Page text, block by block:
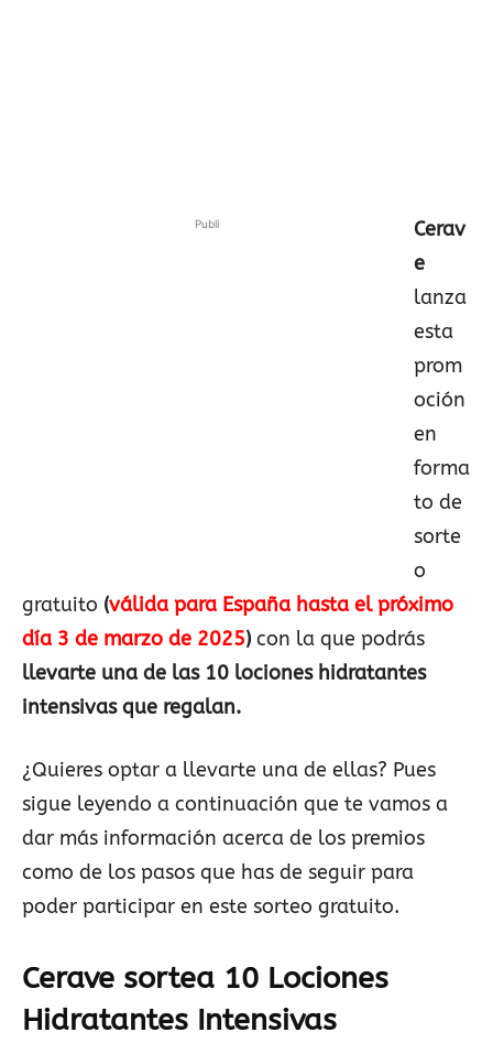
Publi
Cerav
e
lanza
esta
prom
oción
en
forma
to de
sorte
o
gratuito (válida para España hasta el próximo
día 3 de marzo de 2025) con la que podrás
llevarte una de las 10 lociones hidratantes
intensivas que regalan.
¿Quieres optar a llevarte una de ellas? Pues
sigue leyendo a continuación que te vamos a
dar más información acerca de los premios
como de los pasos que has de seguir para
poder participar en este sorteo gratuito.
Cerave sortea 10 Lociones
Hidratantes Intensivas